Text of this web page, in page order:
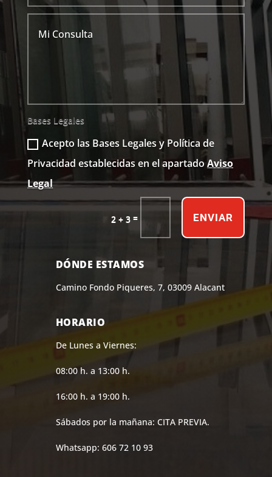
Bases Legales
Acepto las Bases Legales y Política de
Privacidad establecidas en el apartadoAviso
Legal
2 + 3 = ENVIAR
DÓNDE ESTAMOS
Camino Fondo Piqueres, 7, 03009 Alacant
HORARIO
De Lunes a Viernes:
08:00 h. a 13:00 h.
16:00 h. a 19:00 h.
Sábados por la mañana: CITA PREVIA.
Whatsapp: 606 72 10 93